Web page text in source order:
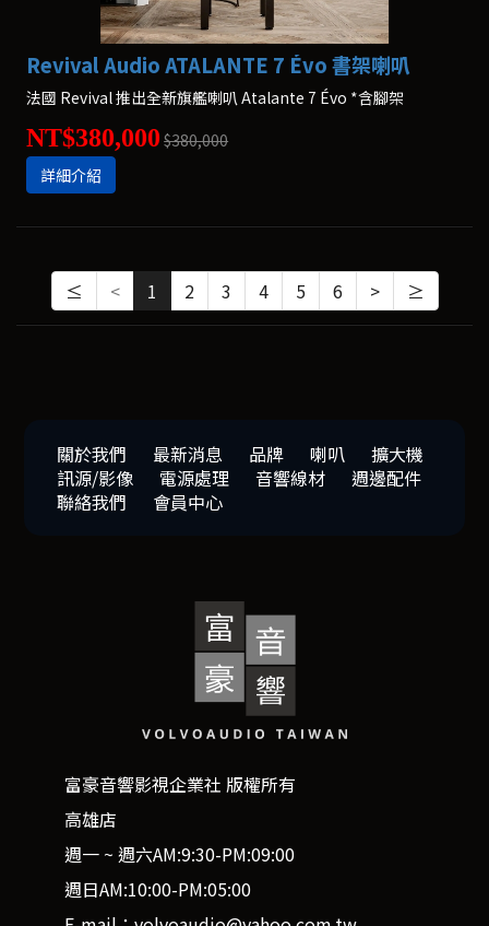
Revival Audio ATALANTE 7 Évo 書架喇叭
法國 Revival 推出全新旗艦喇叭 Atalante 7 Évo *含腳架
NT$380,000 $380,000
詳細介紹
≤ < 1 2 3 4 5 6 > ≥
關於我們 最新消息 品牌 喇叭
擴大機
訊源/影像
電源處理 音響線材
週邊配件
聯絡我們
會員中心
富豪音響影視企業社 版權所有
高雄店
週一 ~ 週六AM:9:30-PM:09:00
週日AM:10:00-PM:05:00